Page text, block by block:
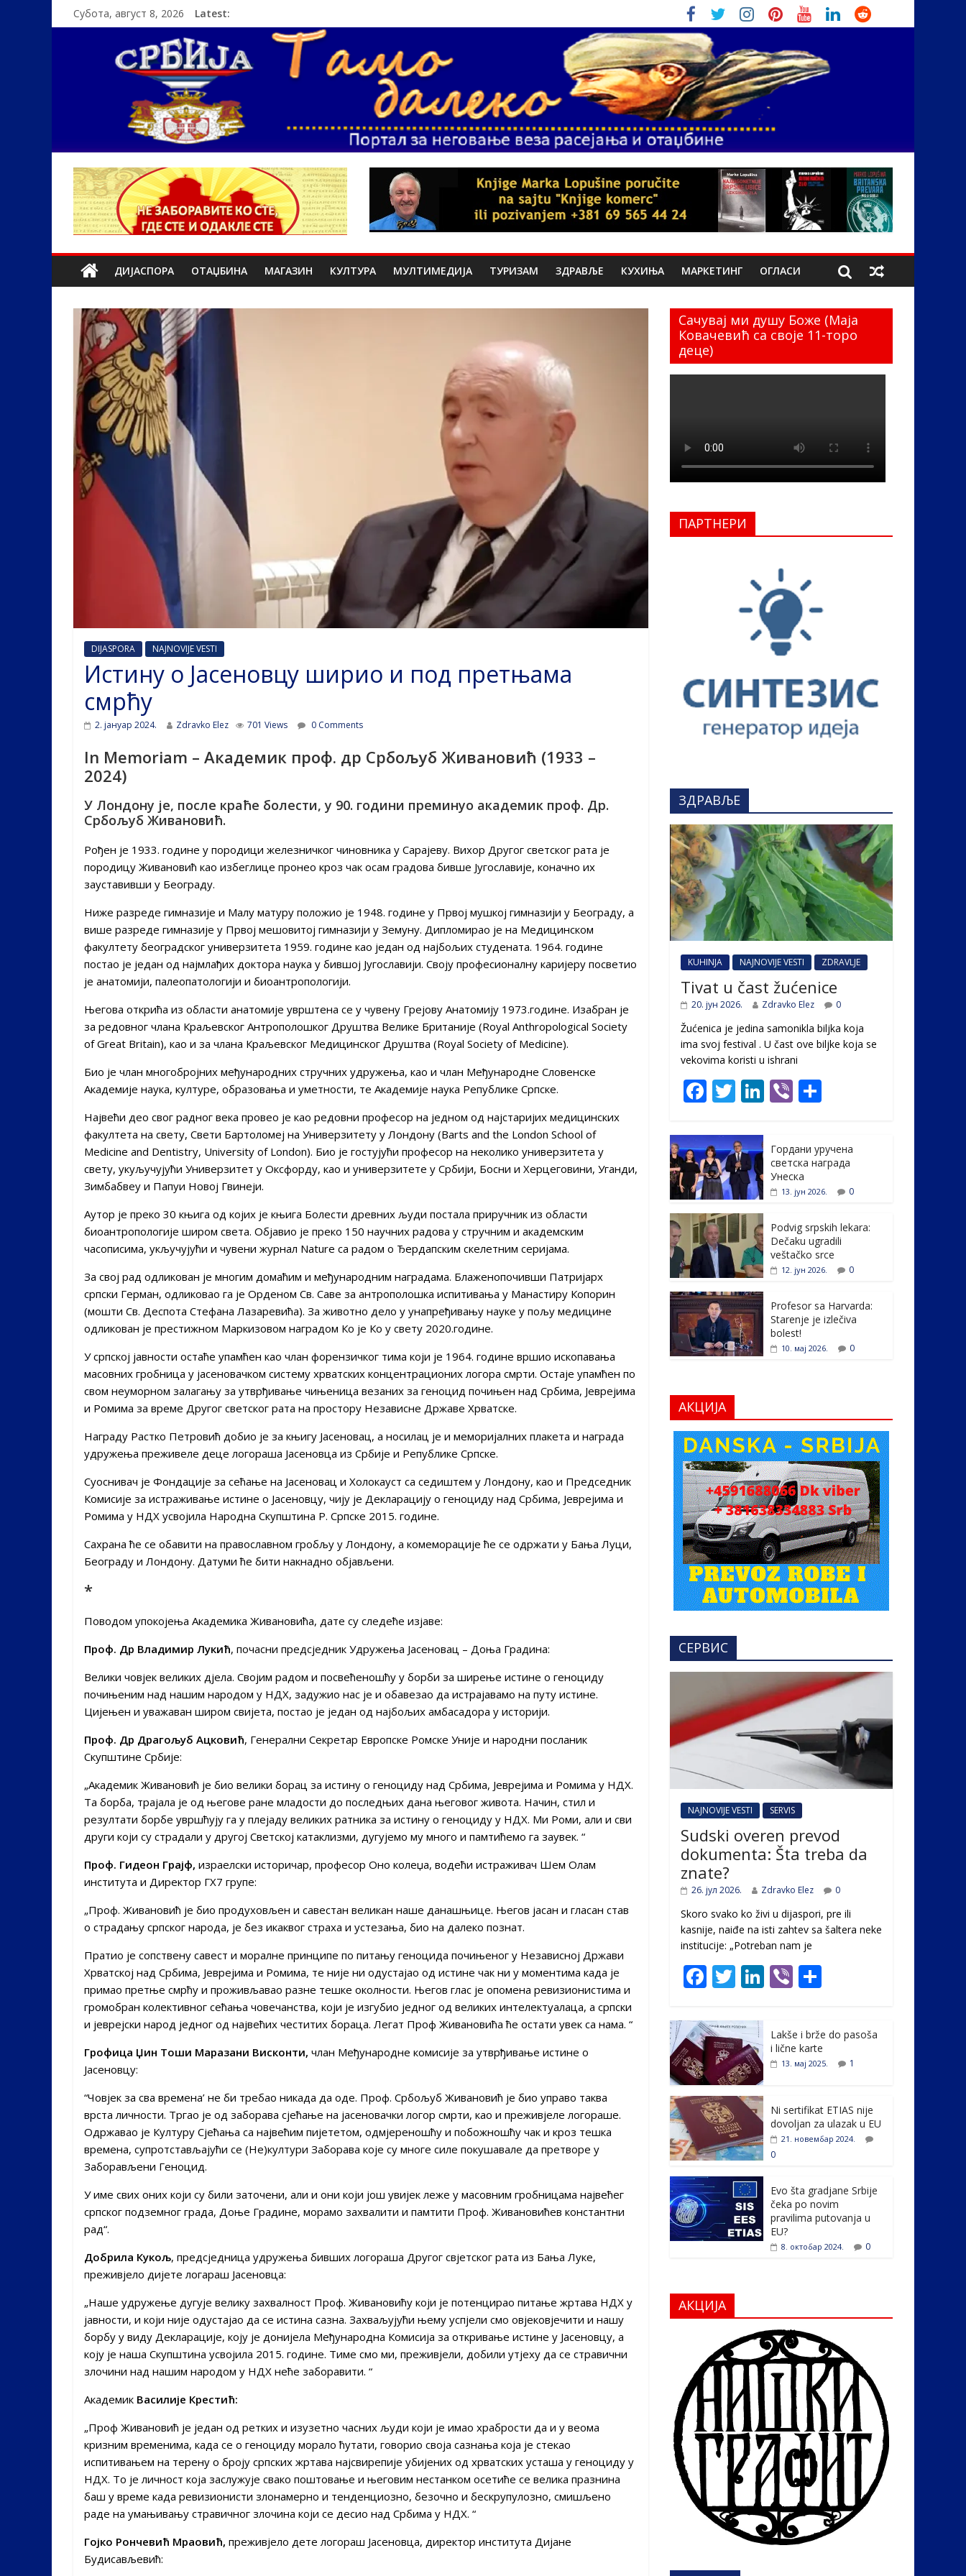
Субота, август 8, 2026 Latest:
ДИЈАСПОРА ОТАЏБИНА МАГАЗИН КУЛТУРА МУЛТИМЕДИЈА ТУРИЗАМ ЗДРАВЉЕ КУХИЊА МАРКЕТИНГ ОГЛАСИ
DIJASPORA NAJNOVIJE VESTI
Истину о Јасеновцу ширио и под претњама
смрћу
2. јануар 2024. Zdravko Elez 701 Views 0 Comments
In Memoriam – Академик проф. др Србољуб Живановић (1933 –
2024)
У Лондону је, после краће болести, у 90. години преминуо академик проф. Др.
Србољуб Живановић.
Рођен је 1933. године у породици железничког чиновника у Сарајеву. Вихор Другог светског рата је
породицу Живановић као избеглице пронео кроз чак осам градова бивше Југославије, коначно их
зауставивши у Београду.
Ниже разреде гимназије и Малу матуру положио је 1948. године у Првој мушкој гимназији у Београду, а
више разреде гимназије у Првој мешовитој гимназији у Земуну. Дипломирао је на Медицинском
факултету београдског универзитета 1959. године као један од најбољих студената. 1964. године
постао је један од најмлађих доктора наука у бившој Југославији. Своју професионалну каријеру посветио
је анатомији, палеопатологији и биоантропологији.
Његова открића из области анатомије уврштена се у чувену Грејову Анатомију 1973.године. Изабран је
за редовног члана Краљевског Антрополошког Друштва Велике Британије (Royal Anthropological Society
of Great Britain), као и за члана Краљевског Медицинског Друштва (Royal Society of Medicine).
Био је члан многобројних међународних стручних удружења, као и члан Међународне Словенске
Академије наука, културе, образовања и уметности, те Академије наука Републике Српске.
Највећи део свог радног века провео је као редовни професор на једном од најстаријих медицинских
факултета на свету, Свети Бартоломеј на Универзитету у Лондону (Barts and the London School of
Medicine and Dentistry, University of London). Био је гостујући професор на неколико универзитета у
свету, укуључујући Универзитет у Оксфорду, као и универзитете у Србији, Босни и Херцеговини, Уганди,
Зимбабвеу и Папуи Новој Гвинеји.
Aутор је преко 30 књига од којих је књига Болести древних људи постала приручник из области
биоантропологије широм света. Објавио је преко 150 научних радова у стручним и академским
часописима, укључујући и чувени журнал Nature са радом о Ђердапским скелетним серијама.
За свој рад одликован је многим домаћим и међународним наградама. Блаженопочивши Патријарх
српски Герман, одликовао га је Орденом Св. Саве за антрополошка испитивања у Манастиру Копорин
(мошти Св. Деспота Стефана Лазаревића). За животно дело у унапређивању науке у пољу медицине
одликован је престижном Маркизовом наградом Ко је Ко у свету 2020.године.
У српској јавности остаће упамћен као члан форензичког тима који је 1964. године вршио ископавања
масовних гробница у јасеновачком систему хрватских концентрационих логора смрти. Остаje упамћен по
свом неуморном залагању за утврђивање чињеница везаних за геноцид почињен над Србима, Јеврејима
и Ромима за време Другог светског рата на простору Независне Државе Хрватске.
Награду Растко Петровић добио је за књигу Јасеновац, а нoсилац је и меморијалних плакета и награда
удружења преживеле деце логораша Јасеновца из Србије и Републике Српске.
Суоснивач је Фондације за сећање на Јасеновац и Холокауст са седиштем у Лондону, као и Председник
Комисије за истраживање истине о Јасеновцу, чију је Декларацију о геноциду над Србима, Јеврејима и
Ромима у НДХ усвојила Народна Скупштина Р. Српске 2015. године.
Сахрана ће се обавити на православном гробљу у Лондону, а комеморације ће се одржати у Бања Луци,
Београду и Лондону. Датуми ће бити накнадно објављени.
*
Поводом упокојења Академика Живановића, дате су следеће изјаве:
Проф. Др Владимир Лукић, почасни предсједник Удружења Јасеновац – Доња Градина:
Велики човјек великих дјела. Својим радом и посвећеношћу у борби за ширење истине о геноциду
почињеним над нашим народом у НДХ, задужио нас је и обавезао да истрајавамо на путу истине.
Цијењен и уважаван широм свијета, постао је један од најбољих амбасадора у историји.
Проф. Др Драгољуб Ацковић, Генерални Секретар Европске Ромске Уније и народни посланик
Скупштине Србије:
„Академик Живановић је био велики борац за истину о геноциду над Србима, Јеврејима и Ромима у НДХ.
Та борба, трајала је од његове ране младости до последњих дана његовог живота. Начин, стил и
резултати борбе увршћују га у плејаду великих ратника за истину о геноциду у НДХ. Ми Роми, али и сви
други који су страдали у другој Светској катаклизми, дугујемо му много и памтићемо га заувек. “
Проф. Гидеон Грајф, израелски историчар, професор Оно колеџа, водећи истраживач Шем Олам
института и Директор ГХ7 групе:
„Проф. Живановић је био продуховљен и савестан великан наше данашњице. Његов јасан и гласан став
о страдању српског народа, је без икаквог страха и устезања, био на далеко познат.
Пратио је сопствену савест и моралне принципе по питању геноцида почињеног у Независној Држави
Хрватској над Србима, Јеврејима и Ромима, те није ни одустајао од истине чак ни у моментима када је
примао претње смрћу и проживљавао разне тешке околности. Његов глас је опомена ревизионистима и
громобран колективног сећања човечанства, који је изгубио једног од великих интелектуалаца, а српски
и јеврејски народ једног од највећих честитих бораца. Легат Проф Живановића ће остати увек са нама. “
Грофица Џин Тоши Маразани Висконти, члан Међународне комисије за утврђивање истине о
Јасеновцу:
“Човјек за сва времена’ не би требао никада да оде. Проф. Србољуб Живановић је био управо таква
врста личности. Тргао је од заборава сјећање на јасеновачки логор смрти, као и преживјеле логораше.
Одржавао је Културу Сјећања са највећим пијететом, одмјереношћу и побожношћу чак и кроз тешка
времена, супротстављајући се (Не)култури Заборава које су многе силе покушавале да претворе у
Заборављени Геноцид.
У име свих оних који су били заточени, али и они који још увијек леже у масовним гробницама највећег
српског подземног града, Доње Градине, морамо захвалити и памтити Проф. Живановићев константни
рад“.
Добрила Кукољ, предсједница удружења бивших логораша Другог свјетског рата из Бања Луке,
преживјело дијете логараш Јасеновца:
„Наше удружење дугује велику захвалност Проф. Живановићу који је потенцирао питање жртава НДХ у
јавности, и који није одустајао да се истина сазна. Захваљујући њему успјели смо овјековјечити и нашу
борбу у виду Декларације, коју је донијела Међународна Комисија за откривање истине у Јасеновцу, а
коју је наша Скупштина усвојила 2015. године. Тиме смо ми, преживјели, добили утјеху да се стравични
злочини над нашим народом у НДХ неће заборавити. “
Академик Василије Крестић:
„Проф Живановић је један од ретких и изузетно часних људи који је имао храбрости да и у веома
кризним временима, када се о геноциду морало ћутати, говорио своја сазнања која је стекао
испитивањем на терену о броју српских жртава најсвирепије убијених од хрватских усташа у геноциду у
НДХ. То је личност која заслужује свако поштовање и његовим нестанком осетиће се велика празнина
баш у време када ревизионисти злонамерно и тенденциозно, безочно и бескрупулозно, смишљено
раде на умањивању стравичног злочина који се десио над Србима у НДХ. “
Гојко Рончевић Мраовић, преживјело дете логораш Јасеновца, директор института Дијане
Будисављевић:
Сачувај ми душу Боже (Маја
Ковачевић са своје 11-торо
деце)
ПАРТНЕРИ
ЗДРАВЉЕ
KUHINJA NAJNOVIJE VESTI ZDRAVLJE
Tivat u čast žućenice
20. јун 2026. Zdravko Elez 0
Žućenica je jedina samonikla biljka koja
ima svoj festival . U čast ovе biljke koja se
vekovima koristi u ishrani
F
e
b
o
o
k
T
itt
er
Li
e
dI
n
Vi
e
Гордани уручена
светска награда
Унеска
13. јун 2026. 0
Podvig srpskih lekara:
Dečaku ugradili
veštačko srce
12. јун 2026. 0
Profesor sa Harvarda:
Starenje je izlečiva
bolest!
10. мај 2026. 0
АКЦИЈА
СЕРВИС
NAJNOVIJE VESTI SERVIS
Sudski overen prevod
dokumenta: Šta treba da
znate?
26. јул 2026. Zdravko Elez 0
Skoro svako ko živi u dijaspori, pre ili
kasnije, naiđe na isti zahtev sa šaltera neke
institucije: „Potreban nam je
F
e
b
o
o
k
T
itt
er
Li
e
dI
Vi
er ar
e
Lakše i brže do pasoša
i lične karte
13. мај 2025. 1
Ni sertifikat ETIAS nije
dovoljan za ulazak u EU
21. новембар 2024.
0
Evo šta gradjane Srbije
čeka po novim
pravilima putovanja u
EU?
8. октобар 2024. 0
АКЦИЈА